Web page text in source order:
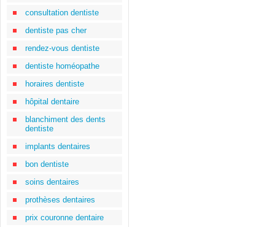
consultation dentiste
dentiste pas cher
rendez-vous dentiste
dentiste homéopathe
horaires dentiste
hôpital dentaire
blanchiment des dents
dentiste
implants dentaires
bon dentiste
soins dentaires
prothèses dentaires
prix couronne dentaire